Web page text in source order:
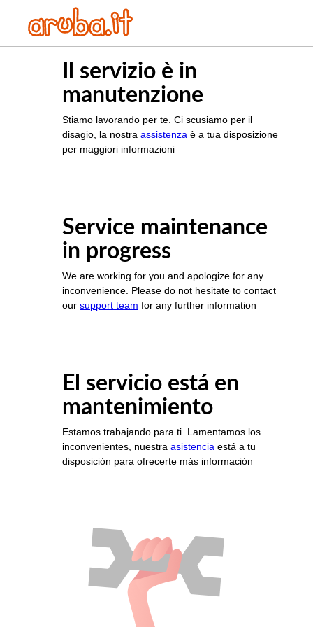
Il servizio è in
manutenzione
Stiamo lavorando per te. Ci scusiamo per il
disagio, la nostra assistenza è a tua disposizione
per maggiori informazioni
Service maintenance
in progress
We are working for you and apologize for any
inconvenience. Please do not hesitate to contact
our support team for any further information
El servicio está en
mantenimiento
Estamos trabajando para ti. Lamentamos los
inconvenientes, nuestra asistencia está a tu
disposición para ofrecerte más información